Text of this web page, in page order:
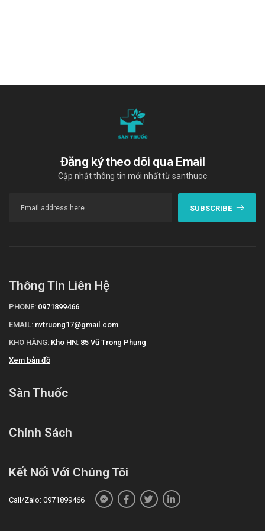
Video hướng dẫn sử dụng GP-Diabet
Đăng ký theo dõi qua Email
Cập nhật thông tin mới nhất từ santhuoc
SUBSCRIBE
Thông Tin Liên Hệ
PHONE: 0971899466
EMAIL: nvtruong17@gmail.com
KHO HÀNG: Kho HN: 85 Vũ Trọng Phụng
Xem bản đồ
Sàn Thuốc
Chính Sách
Kết Nối Với Chúng Tôi
Call/Zalo: 0971899466